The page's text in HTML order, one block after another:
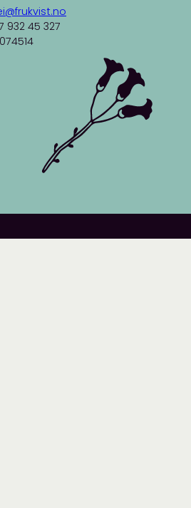
932 45 327